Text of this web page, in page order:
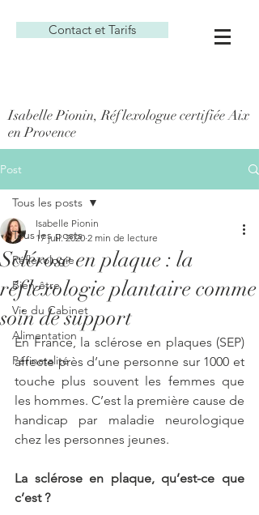
Contact et Tarifs
Isabelle Pionin, Réflexologue certifiée Aix
en Provence
Post
Tous les posts
Réflexologie
Bien-être
Vie du Cabinet
Alimentation
Périnatalité
Tous les posts
Sclérose en plaque : la
réflexologie plantaire comme
soin de support
Isabelle Pionin
17 juil. 2020 2 min de lecture
En France, la sclérose en plaques (SEP)
affecte près d’une personne sur 1000 et
touche plus souvent les femmes que
les hommes. C’est la première cause de
handicap par maladie neurologique
chez les personnes jeunes.
La sclérose en plaque, qu’est-ce que
c’est ?